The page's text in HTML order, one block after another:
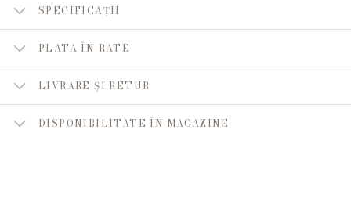
SPECIFICAȚII
PLATA ÎN RATE
LIVRARE ȘI RETUR
DISPONIBILITATE ÎN MAGAZINE